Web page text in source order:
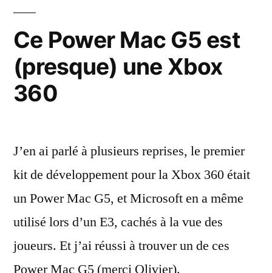
Ce Power Mac G5 est
(presque) une Xbox
360
J’en ai parlé à plusieurs reprises, le premier
kit de développement pour la Xbox 360 était
un Power Mac G5, et Microsoft en a même
utilisé lors d’un E3, cachés à la vue des
joueurs. Et j’ai réussi à trouver un de ces
Power Mac G5 (merci Olivier).